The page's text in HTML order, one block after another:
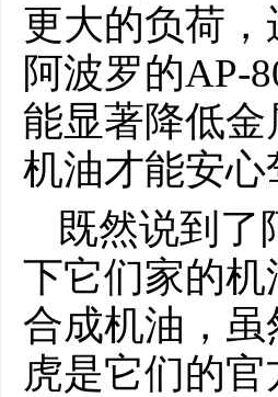
更大的负荷
阿波罗的AP-
能显著降低
机油才能安
既然说到了
下它们家的
合成机油，
虎是它们的